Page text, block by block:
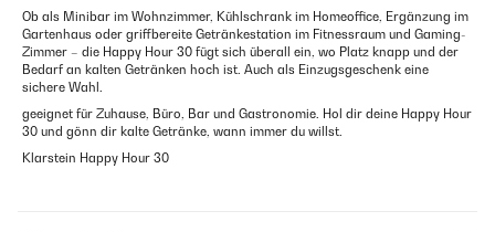
Ob als Minibar im Wohnzimmer, Kühlschrank im Homeoffice, Ergänzung im
Gartenhaus oder griffbereite Getränkestation im Fitnessraum und Gaming-
Zimmer – die Happy Hour 30 fügt sich überall ein, wo Platz knapp und der
Bedarf an kalten Getränken hoch ist. Auch als Einzugsgeschenk eine
sichere Wahl.
geeignet für Zuhause, Büro, Bar und Gastronomie. Hol dir deine Happy Hour
30 und gönn dir kalte Getränke, wann immer du willst.
Klarstein Happy Hour 30